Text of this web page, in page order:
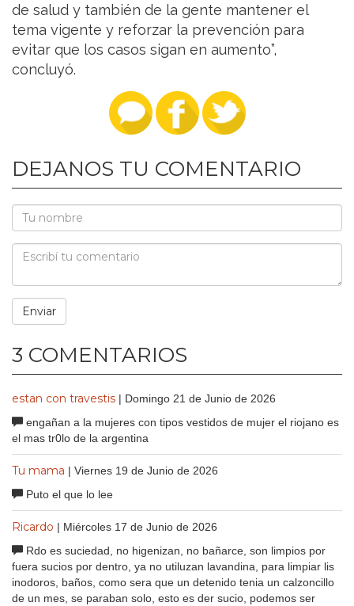
de salud y también de la gente mantener el
tema vigente y reforzar la prevención para
evitar que los casos sigan en aumento”,
concluyó.
DEJANOS TU COMENTARIO
3 COMENTARIOS
estan con travestis | Domingo 21 de Junio de 2026
engañan a la mujeres con tipos vestidos de mujer el riojano es
el mas tr0lo de la argentina
Tu mama | Viernes 19 de Junio de 2026
Puto el que lo lee
Ricardo | Miércoles 17 de Junio de 2026
Rdo es suciedad, no higenizan, no bañarce, son limpios por
fuera sucios por dentro, ya no utiluzan lavandina, para limpiar lis
inodoros, baños, como sera que un detenido tenia un calzoncillo
de un mes, se paraban solo, esto es der sucio, podemos ser